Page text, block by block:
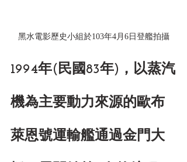
黑水電影歷史小組於103年4月6日登艦拍攝
1994年(民國83年)，以蒸汽
機為主要動力來源的歐布
萊恩號運輸艦通過金門大